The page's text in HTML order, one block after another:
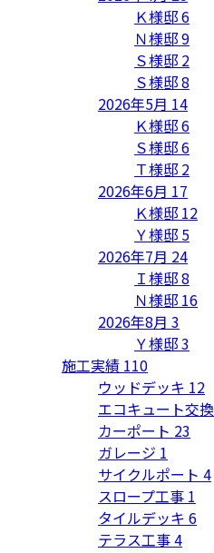
Ｋ様邸6
Ｎ様邸9
Ｓ様邸 2
Ｓ様邸8
2026年5月 14
Ｋ様邸6
Ｓ様邸6
Ｔ様邸 2
2026年6月 17
Ｋ様邸 12
Ｙ様邸 5
2026年7月 24
Ｉ様邸8
Ｎ様邸 16
2026年8月 3
Ｙ様邸3
施工実績 110
ウッドデッキ 12
エコキュート交換
カーポート 23
ガレージ 1
サイクルポート 4
スロープ工事 1
タイルデッキ 6
テラス工事4